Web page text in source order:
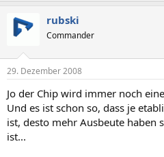
rubski
Commander
29. Dezember 2008
Jo der Chip wird immer noch
Und es ist schon so, dass je
ist, desto mehr Ausbeute haben
ist...